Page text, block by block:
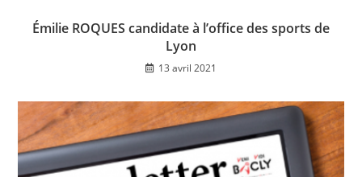
Émilie ROQUES candidate à l’office des sports de
Lyon
13 avril 2021